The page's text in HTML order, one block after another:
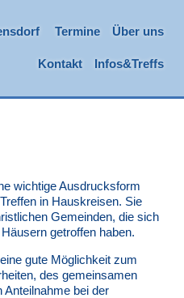
Termine Über uns
Kontakt Infos&Treffs
wichtige Ausdrucksform
in Hauskreisen. Sie
Gemeinden, die sich
getroffen haben.
gute Möglichkeit zum
des gemeinsamen
Anteilnahme bei der